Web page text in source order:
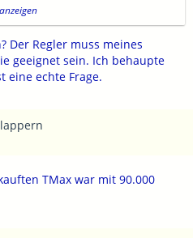
wechseln ,
!
Der Regler muss meines
geeignet sein. Ich behaupte
eine echte Frage.
TMax war mit 90.000